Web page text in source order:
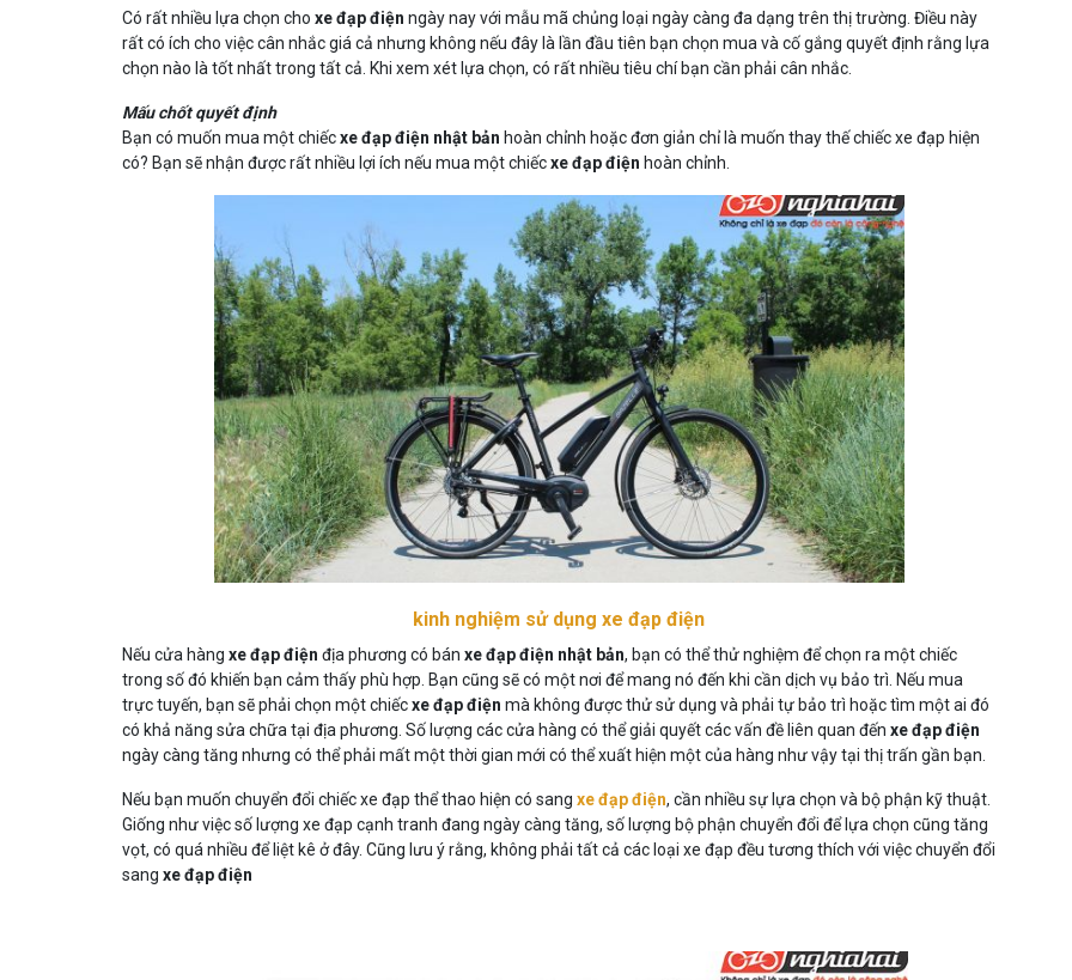
Có rất nhiều lựa chọn cho xe đạp điện ngày nay với mẫu mã chủng loại ngày càng đa dạng trên thị trường. Điều này
rất có ích cho việc cân nhắc giá cả nhưng không nếu đây là lần đầu tiên bạn chọn mua và cố gắng quyết định rằng lựa
chọn nào là tốt nhất trong tất cả. Khi xem xét lựa chọn, có rất nhiều tiêu chí bạn cần phải cân nhắc.
Mấu chốt quyết định
Bạn có muốn mua một chiếcxe đạp điện nhật bản hoàn chỉnh hoặc đơn giản chỉ là muốn thay thế chiếc xe đạp hiện
có? Bạn sẽ nhận được rất nhiều lợi ích nếu mua một chiếcxe đạp điện hoàn chỉnh.
kinh nghiệm sử dụng xe đạp điện
Nếu cửa hàng xe đạp điện địa phương có bán xe đạp điện nhật bản, bạn có thể thử nghiệm để chọn ra một chiếc
trong số đó khiến bạn cảm thấy phù hợp. Bạn cũng sẽ có một nơi để mang nó đến khi cần dịch vụ bảo trì. Nếu mua
trực tuyến, bạn sẽ phải chọn một chiếcxe đạp điện mà không được thử sử dụng và phải tự bảo trì hoặc tìm một ai đó
có khả năng sửa chữa tại địa phương. Số lượng các cửa hàng có thể giải quyết các vấn đề liên quan đến xe đạp điện
ngày càng tăng nhưng có thể phải mất một thời gian mới có thể xuất hiện một của hàng như vậy tại thị trấn gần bạn.
Nếu bạn muốn chuyển đổi chiếc xe đạp thể thao hiện có sang xe đạp điện, cần nhiều sự lựa chọn và bộ phận kỹ thuật.
Giống như việc số lượng xe đạp cạnh tranh đang ngày càng tăng, số lượng bộ phận chuyển đổi để lựa chọn cũng tăng
vọt, có quá nhiều để liệt kê ở đây. Cũng lưu ý rằng, không phải tất cả các loại xe đạp đều tương thích với việc chuyển đổi
sang xe đạp điện